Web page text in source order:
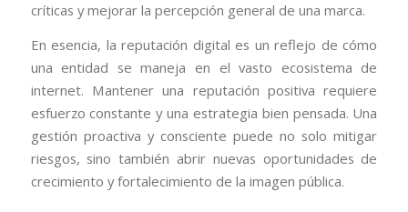
críticas y mejorar la percepción general de una marca.
En esencia, la reputación digital es un reflejo de cómo
una entidad se maneja en el vasto ecosistema de
internet. Mantener una reputación positiva requiere
esfuerzo constante y una estrategia bien pensada. Una
gestión proactiva y consciente puede no solo mitigar
riesgos, sino también abrir nuevas oportunidades de
crecimiento y fortalecimiento de la imagen pública.